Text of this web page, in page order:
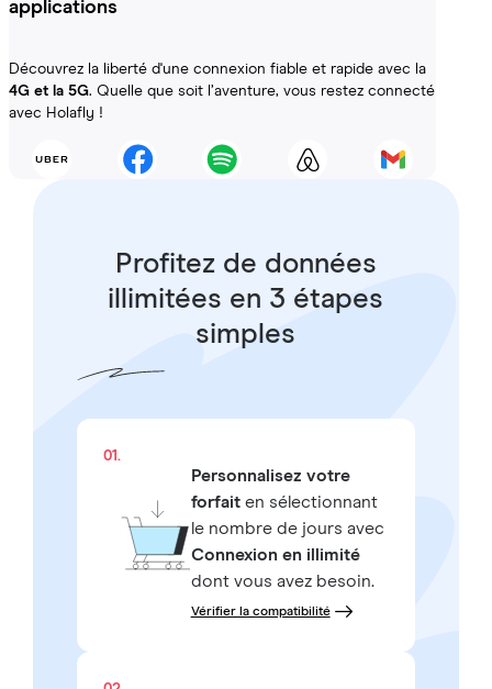
applications
Découvrez la liberté d'une connexion fiable et rapide avec la
4G et la 5G. Quelle que soit l’aventure, vous restez connecté
avec Holafly !
Profitez de données
illimitées en 3 étapes
simples
01.
Personnalisez votre
forfaiten sélectionnant
le nombre de jours avec
Connexion en illimité
dont vous avez besoin.
Vérifier la compatibilité